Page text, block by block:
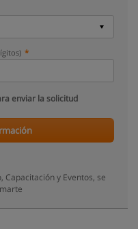
enviar la solicitud
Capacitación y Eventos, se